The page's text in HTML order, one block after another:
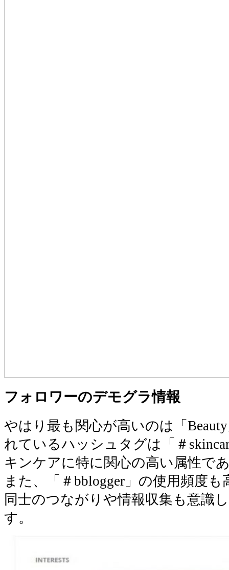
フォロワーのデモグラ情報
やはり最も関心が高いのは「
れているハッシュタグは「＃
キンケアに特に関心の高い属性で
また、「＃bblogger」の使用頻度
同士のつながりや情報収集も意識
す。